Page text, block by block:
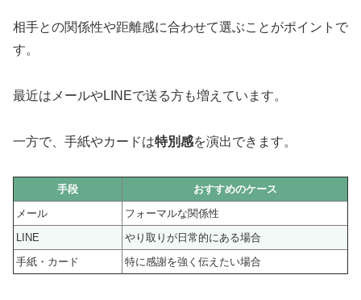
相手との関係性や距離感に合わせて選ぶことがポイントで
す。
最近はメールやLINEで送る方も増えています。
一方で、手紙やカードは特別感を演出できます。
手段
おすすめのケース
メール
フォーマルな関係性
LINE
やり取りが日常的にある場合
手紙・カード
特に感謝を強く伝えたい場合